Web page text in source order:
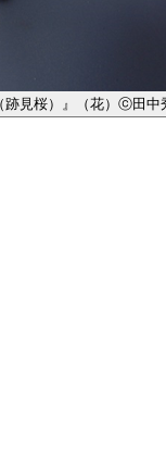
跡見桜）』（花）ⓒ田中